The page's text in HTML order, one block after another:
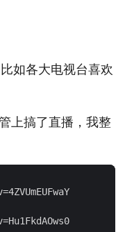
如各大电视台喜欢
上搞了直播，我整